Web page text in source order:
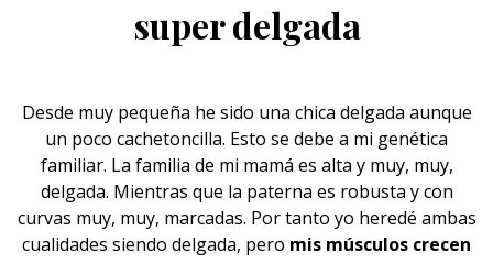
super delgada
Desde muy pequeña he sido una chica delgada aunque
un poco cachetoncilla. Esto se debe a mi genética
familiar. La familia de mi mamá es alta y muy, muy,
delgada. Mientras que la paterna es robusta y con
curvas muy, muy, marcadas. Por tanto yo heredé ambas
cualidades siendo delgada, pero mis músculos crecen